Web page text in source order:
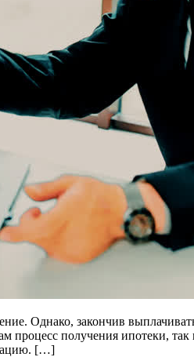
Однако, закончив
получения ипотеки,
[…]